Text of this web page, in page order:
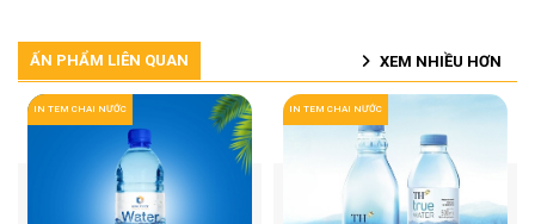
ẤN PHẨM LIÊN QUAN XEM NHIỀU HƠN
IN TEM CHAI NƯỚC IN TEM CHAI NƯỚC